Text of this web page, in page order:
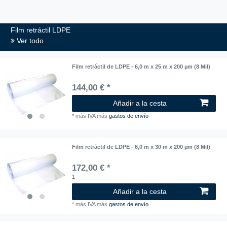
Film retráctil LDPE
Ver todo
Film retráctil de LDPE - 6,0 m x 25 m x 200 µm (8 Mil)
144,00 € *
Añadir a la cesta
*más IVAmásgastos de envío
Film retráctil de LDPE - 6,0 m x 30 m x 200 µm (8 Mil)
172,00 € *
1
Añadir a la cesta
*más IVAmásgastos de envío